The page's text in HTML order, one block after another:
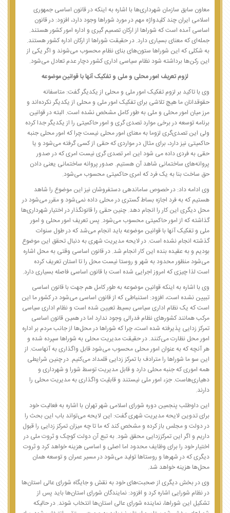
معاون سابق سازمان شهرداری‌ها با اشاره به اینکه در قانون اساسی جمهوری
اسلامی ایران چند کلیدواژه مهم در مورد شوراها وجود دارد، افزود: در قانون
اساسی آمده است که شوراها از ارکان تصمیم گیری و اداره امور کشور هستند.
جمله‌ای که معنای بسیاری دارد. در حقیقت شوراها از ارکان اداره کشور هستند.
به شکلی که این شوراها ستون‌های بنای نظام محسوب می‌شوند و اگر یکی از
این رکن‌ها برداشته شود نظام سیاسی اداری کشور دچار عدم تعادل می‌شود.
لزوم تعریف امور محلی و ملی و تفکیک آنها با قوانین موضوعه
وی با تاکید بر لزوم تفکیک امور ملی و محلی از یکدیگر گفت: متاسفانه
حقوقدانان ما هیچ تلاشی برای تفکیک امور ملی و محلی از یکدیگر نکرده‌اند و
مرز میان امور محلی و ملی به طور کامل مشخص نشده است. البته در قوانین
برنامه توسعه در برخی موارد تصدی گری و امور حاکمیتی را از یکدیگر جدا کرده
ولی این تصدی‌گری لزوما به معنای امور محلی نیست چرا که امور محلی جنبه
حاکمیتی نیز دارد، برای مثال در مواردی که حقی از کسی گرفته می‌شود و یا
حقی به فردی داده می شود این امر تصدی گری نیست امری که در صدور
پروانه‌های ساختمانی شاهد آن هستیم. صدور پروانه ساختمانی یعنی دادن
حق ساخت بنا به یک فرد که امری حاکمیتی محسوب می‌شود.
وی ادامه داد: در خصوص ساماندهی دستفروشان نیز این موضوع را شاهد
هستیم که به فرد اجازه بساط گستری در محلی داده نمی‌شود و مقرر می‌شود در
محل دیگری این کار را انجام دهد. چنین حقی را قانونگذار در اختیار شهرداری‌ها
گذاشته که از امور حاکمیتی محسوب می‌شود. پس تعریف امور محلی و امور
ملی و تفکیک آنها با قوانین موضوعه باید انجام می‌شد که در طول سنوات
گذشته انجام نشده است. در لایحه مدیریت شهری به دنبال تحقق این موضوع
بودیم و به عقیده بنده این کار انجام شد. در قانون اساسی وقتی به محل اشاره
می‌شود منظور محدود به شهر و روستا نیست محل را تا استان تعریف کرده
است لذا چیزی که امروز اجرایی شده است با قانون اساسی فاصله بسیاری دارد.
وی با اشاره به اینکه قوانین موضوعه به طور کامل هم جهت با قانون اساسی
تبیین نشده است، افزود: استنباطی که از قانون اساسی می‌شود در کشور ما این
است که یک نظام اداری سیاسی بسیط تعیین شده است و نظام اداری سیاسی
مرکب همانند کشورهای نظام فدرالی وجود ندارد اما در همین قانون اساسی
تمرکز زدایی پذیرفته شده است، چرا که شوراها در محل‌ها از جانب مردم بر اداره
امور محل نظارت می‌کنند. در حقیقت مدیریت محلی به شوراها سپرده شده و
هر آنچه که به عنوان امور محلی محسوب می‌شود قابل واگذاری به آنهاست. از
این سو ما شوراها را مترادف با تمرکز زدایی قلمداد می‌کنیم. در چنین شرایطی
همه اموری که جنبه محلی دارد و قابل مدیریت توسط شورا و شهرداری و
دهیاری‌هاست. جزء امور ملی نیستند و قابلیت واگذاری به مدیریت محلی را
دارند.
این داوطلب پنجمین دوره شورای اسلامی شهر تهران با اشاره به فعالیت خود
برای تدوین لایحه مدیریت شهری گفت: این لایحه می‌تواند باب این بحث را
در دولت و مجلس باز کرده و مشخص کند که ما تا چه میزان تمرکز زدایی را قبول
داریم و اگر این تمرکززدایی محقق شود. به تبع آن دولت کوچک و ثروت ملی در
اختیار خود را برای وظایف محدود اما اصلی و اساسی هزینه خواهد کرد و ثروت
دیگری که در شهرها و روستاها تولید می‌شود در مسیر عمران و توسعه همان
محل‌ها هزینه خواهد شد.
وی در بخش دیگری از صحبت‌های خود به نقش و جایگاه شورای عالی استان‌ها
در نظام شورایی اشاره کرد و افزود: نمایندگان شورای استان‌ها باید پس از
تشکیل این شوراها، نماینده شورای عالی استان‌ها انتخاب شوند. در حالیکه